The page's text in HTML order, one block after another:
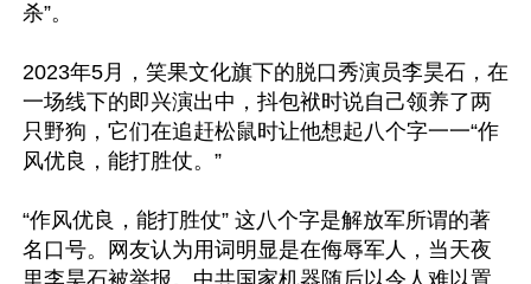
杀”。
2023年5月，笑果文化旗下的脱口秀演员李昊石，在
一场线下的即兴演出中，抖包袱时说自己领养了两
只野狗，它们在追赶松鼠时让他想起八个字一一“作
风优良，能打胜仗。”
“作风优良，能打胜仗” 这八个字是解放军所谓的著
名口号。网友认为用词明显是在侮辱军人，当天夜
里李昊石被举报。中共国家机器随后以令人难以置